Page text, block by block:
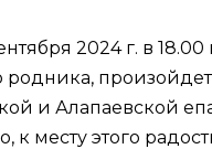
2024 г. в
и Алапаевской
к месту этого